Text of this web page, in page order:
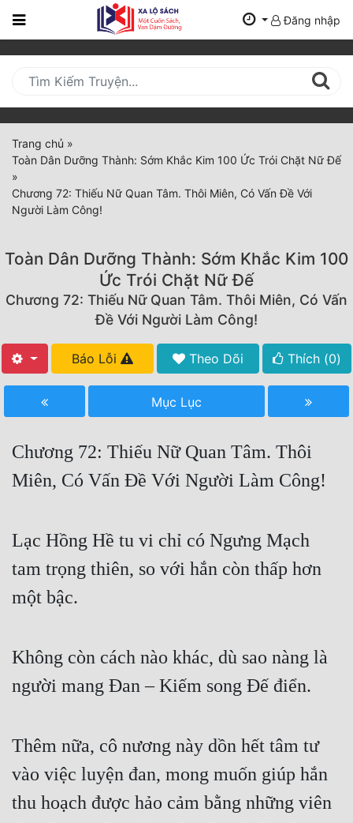
Trang
Mới
Cập
Nhật
(current)
Thể Loại
Tất Cả
Free
Hậu Cung
Truyện Dịch
Truyện ngắn
Xa Lộ Dịch
Cạnh Kỹ
Cổ Tiên Hiệp
Du Hí
Dã Sử
Đăng nhập
Trang chủ »
Toàn Dân Dưỡng Thành: Sớm Khắc Kim 100 Ức Trói Chặt Nữ Đế
»
Chương 72: Thiếu Nữ Quan Tâm. Thôi Miên, Có Vấn Đề Với
Người Làm Công!
Toàn Dân Dưỡng Thành: Sớm Khắc Kim 100
Ức Trói Chặt Nữ Đế
Chương 72: Thiếu Nữ Quan Tâm. Thôi Miên, Có Vấn
Đề Với Người Làm Công!
Báo Lỗi Theo Dõi Thích (0)
Mục Lục
Chương 72: Thiếu Nữ Quan Tâm. Thôi
Miên, Có Vấn Đề Với Người Làm Công!
Lạc Hồng Hề tu vi chỉ có Ngưng Mạch
tam trọng thiên, so với hắn còn thấp hơn
một bậc.
Không còn cách nào khác, dù sao nàng là
người mang Đan – Kiếm song Đế điển.
Thêm nữa, cô nương này dồn hết tâm tư
vào việc luyện đan, mong muốn giúp hắn
thu hoạch được hảo cảm bằng những viên